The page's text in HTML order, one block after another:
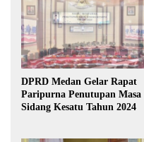
DPRD Medan Gelar Rapat
Paripurna Penutupan Masa
Sidang Kesatu Tahun 2024